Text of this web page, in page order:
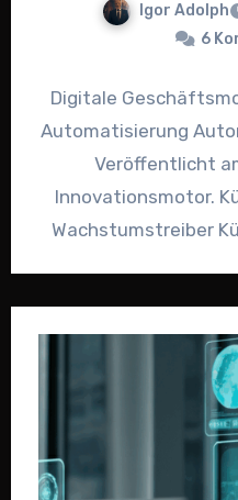
Igor Adolph
6
Digitale
Automatisierung
Veröffentlicht
Innovationsmotor.
Wachstumstreiber